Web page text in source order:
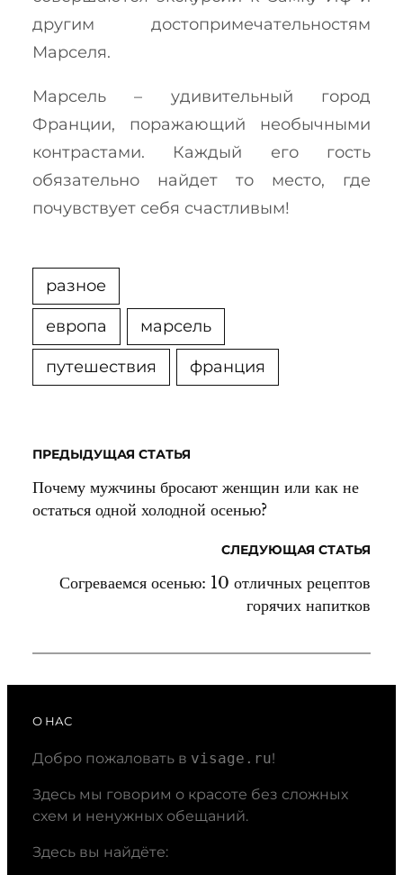
другим достопримечательностям
Марселя.
Марсель – удивительный город
Франции, поражающий необычными
контрастами. Каждый его гость
обязательно найдет то место, где
почувствует себя счастливым!
разное
европа марсель
путешествия франция
ПРЕДЫДУЩАЯ СТАТЬЯ
Почему мужчины бросают женщин или как не
остаться одной холодной осенью?
СЛЕДУЮЩАЯ СТАТЬЯ
Согреваемся осенью: 10 отличных рецептов
горячих напитков
О НАС
Добро пожаловать в visage.ru!
Здесь мы говорим о красоте без сложных
схем и ненужных обещаний.
Здесь вы найдёте: